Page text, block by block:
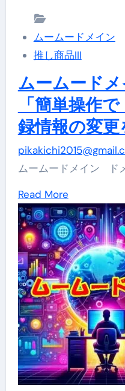
ん
あ
な
た
の
熱
意
を
全
力
で
サ
ポ
ー
ト
バ
ー
変
更！
ム
ー
ム
ド
メ
イ
ン
で
安
心
の
ド
メ
イ
ムームードメイン
推し商品III
ムームード
「簡単操作
録情報の変更
ムームードメイン ド
Read MoreRead
more
about
ム
ー
ム
ー
ド
メ
イ
ン